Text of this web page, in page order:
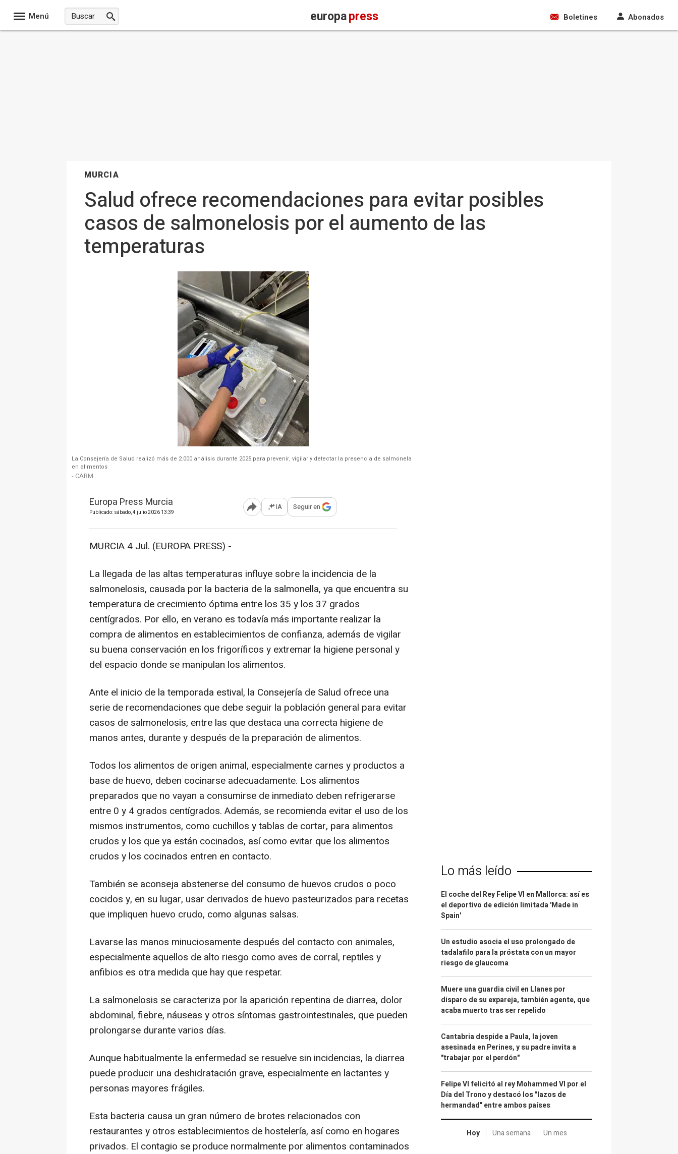
Menú europapress Boletines Abonados
MURCIA
Salud ofrece recomendaciones para evitar posibles
casos de salmonelosis por el aumento de las
temperaturas
La Consejería de Salud realizó más de 2.000 análisis durante 2025 para prevenir, vigilar y detectar la presencia de salmonela
en alimentos
- CARM
Europa Press Murcia
Publicado: sábado, 4 julio 2026 13:39 Abrir opciones para compartir
IA Seguir en
MURCIA 4 Jul. (EUROPA PRESS) -
La llegada de las altas temperaturas influye sobre la incidencia de la
salmonelosis, causada por la bacteria de la salmonella, ya que encuentra su
temperatura de crecimiento óptima entre los 35 y los 37 grados
centígrados. Por ello, en verano es todavía más importante realizar la
compra de alimentos en establecimientos de confianza, además de vigilar
su buena conservación en los frigoríficos y extremar la higiene personal y
del espacio donde se manipulan los alimentos.
Ante el inicio de la temporada estival, la Consejería de Salud ofrece una
serie de recomendaciones que debe seguir la población general para evitar
casos de salmonelosis, entre las que destaca una correcta higiene de
manos antes, durante y después de la preparación de alimentos.
Todos los alimentos de origen animal, especialmente carnes y productos a
base de huevo, deben cocinarse adecuadamente. Los alimentos
preparados que no vayan a consumirse de inmediato deben refrigerarse
entre 0 y 4 grados centígrados. Además, se recomienda evitar el uso de los
mismos instrumentos, como cuchillos y tablas de cortar, para alimentos
crudos y los que ya están cocinados, así como evitar que los alimentos
crudos y los cocinados entren en contacto.
También se aconseja abstenerse del consumo de huevos crudos o poco
cocidos y, en su lugar, usar derivados de huevo pasteurizados para recetas
que impliquen huevo crudo, como algunas salsas.
Lavarse las manos minuciosamente después del contacto con animales,
especialmente aquellos de alto riesgo como aves de corral, reptiles y
anfibios es otra medida que hay que respetar.
La salmonelosis se caracteriza por la aparición repentina de diarrea, dolor
abdominal, fiebre, náuseas y otros síntomas gastrointestinales, que pueden
prolongarse durante varios días.
Aunque habitualmente la enfermedad se resuelve sin incidencias, la diarrea
puede producir una deshidratación grave, especialmente en lactantes y
personas mayores frágiles.
Esta bacteria causa un gran número de brotes relacionados con
restaurantes y otros establecimientos de hostelería, así como en hogares
privados. El contagio se produce normalmente por alimentos contaminados
Lo más leído
El coche del Rey Felipe VI en Mallorca: así es
el deportivo de edición limitada 'Made in
Spain'
Un estudio asocia el uso prolongado de
tadalafilo para la próstata con un mayor
riesgo de glaucoma
Muere una guardia civil en Llanes por
disparo de su expareja, también agente, que
acaba muerto tras ser repelido
Cantabria despide a Paula, la joven
asesinada en Perines, y su padre invita a
"trabajar por el perdón"
Felipe VI felicitó al rey Mohammed VI por el
Día del Trono y destacó los "lazos de
hermandad" entre ambos países
Hoy Una semana Un mes